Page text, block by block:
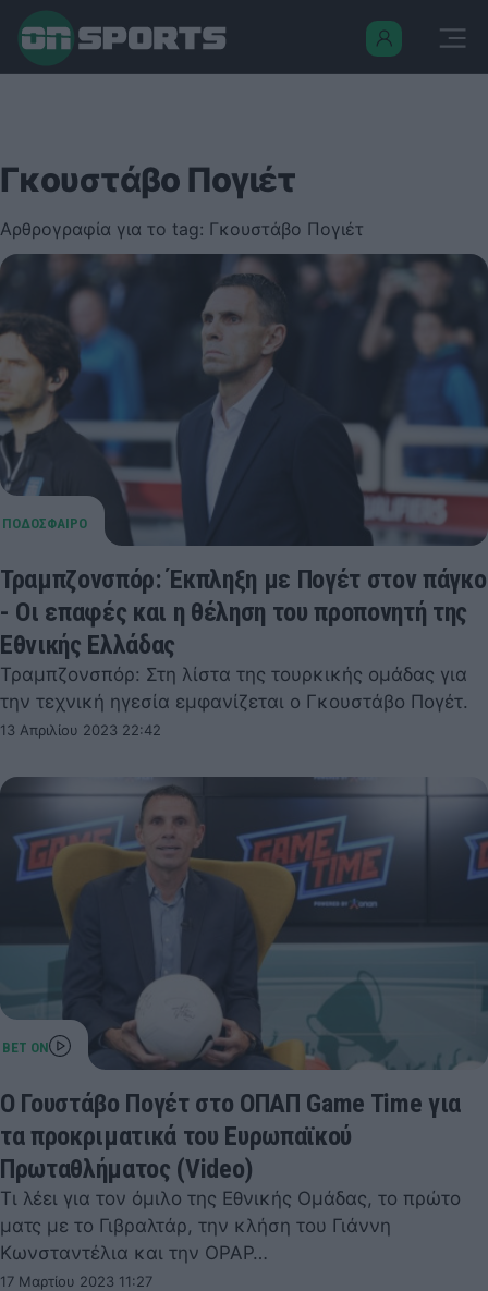
Γκουστάβο Πογιέτ
Αρθρογραφία για το tag: Γκουστάβο Πογιέτ
Τραμπζονσπόρ: Έκπληξη με Πογέτ στον πάγκο
- Οι επαφές και η θέληση του προπονητή της
Εθνικής Ελλάδας
Τραμπζονσπόρ: Στη λίστα της τουρκικής ομάδας για
την τεχνική ηγεσία εμφανίζεται ο Γκουστάβο Πογέτ.
13 Απριλίου 2023 22:42
Ο Γουστάβο Πογέτ στο ΟΠΑΠ Game Time για
τα προκριματικά του Ευρωπαϊκού
Πρωταθλήματος (Video)
Τι λέει για τον όμιλο της Εθνικής Ομάδας, το πρώτο
ματς με το Γιβραλτάρ, την κλήση του Γιάννη
Κωνσταντέλια και την OPAP…
17 Μαρτίου 2023 11:27